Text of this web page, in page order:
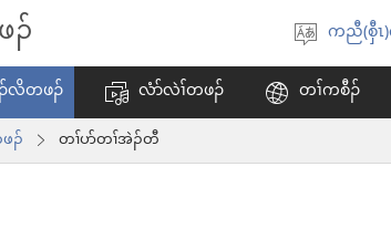
ဖၣ်
ဃု​
ထၢ​
ကညီ(စှီၤ
လိတဖၣ် လံာ်လဲၢ်တဖၣ် တၢ်ကစီၣ်
ၣ် တၢ်ပာ်တၢ်အဲၣ်တီ